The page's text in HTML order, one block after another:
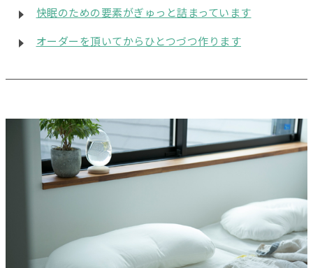
快眠のための要素がぎゅっと詰まっています
オーダーを頂いてからひとつづつ作ります